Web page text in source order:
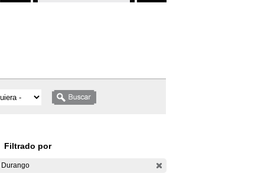
Filtrado por
Durango